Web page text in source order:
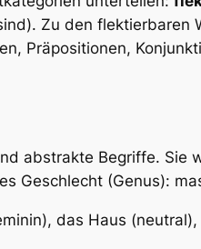
Zu den flektierbaren
Präpositionen,
abstrakte Begriffe. Sie
Geschlecht (Genus):
das Haus